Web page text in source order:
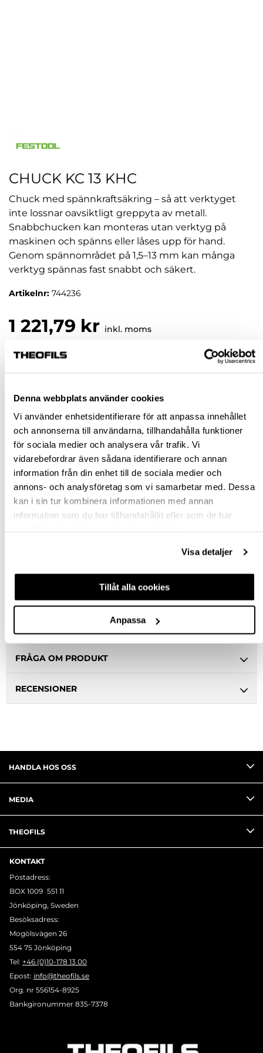
Denna webbplats använder cookies
Vi använder enhetsidentifierare för att anpassa innehållet
och annonserna till användarna, tillhandahålla funktioner
för sociala medier och analysera vår trafik. Vi
vidarebefordrar även sådana identifierare och annan
information från din enhet till de sociala medier och
annons- och analysföretag som vi samarbetar med. Dessa
kan i sin tur kombinera informationen med annan
information som du har tillhandahållit eller som de har
Visa detaljer
Tillåt alla cookies
Anpassa
CHUCK KC 13 KHC
Chuck med spännkraftsäkring – så att verktyget
inte lossnar oavsiktligt greppyta av metall.
Snabbchucken kan monteras utan verktyg på
maskinen och spänns eller låses upp för hand.
Genom spännområdet på 1,5–13 mm kan många
verktyg spännas fast snabbt och säkert.
Artikelnr: 744236
1 221,79 kr inkl. moms
Jönköping huvudlager Beställningsvara
Jönköping butik Slut i lager
Malmö butik Slut i lager
Stockholm butik Slut i lager
FRÅGA OM PRODUKT
RECENSIONER
HANDLA HOS OSS
MEDIA
THEOFILS
KONTAKT
Postadress:
BOX 1009 551 11
Jönköping, Sweden
Besöksadress:
Mogölsvägen 26
554 75 Jönköping
Tel: +46 (0)10-178 13 00
Epost: info@theofils.se
Org. nr 556154-8925
Bankgironummer 835-7378